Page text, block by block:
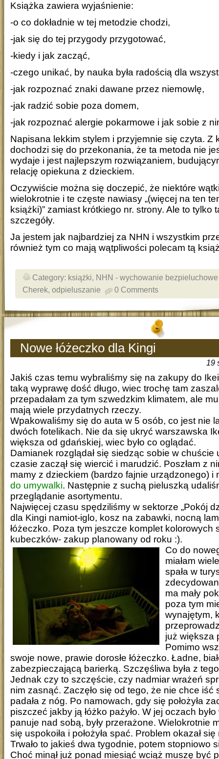
Książka zawiera wyjaśnienie:
-o co dokładnie w tej metodzie chodzi,
-jak się do tej przygody przygotować,
-kiedy i jak zacząć,
-czego unikać, by nauka była radością dla
-jak rozpoznać znaki dawane przez niemowlę,
-jak radzić sobie poza domem,
-jak rozpoznać alergie pokarmowe i jak sobie z
Napisana lekkim stylem i przyjemnie się czyta. Z
dochodzi się do przekonania, że ta metoda nie
wydaje i jest najlepszym rozwiązaniem,
relację opiekuna z dzieckiem.
Oczywiście można się doczepić, że niektóre
wielokrotnie i te częste nawiasy „(więcej na ten
książki)” zamiast krótkiego nr. strony. Ale to tylko
szczegóły.
Ja jestem jak najbardziej za NHN i wszystkim
również tym co mają wątpliwości polecam tą
Category: książki, NHN - wychowanie bezpieluchowe
Cherek, odpieluszanie 0 Comments
Nowe łóżeczko dla Kingi
19
Jakiś czas temu wybraliśmy się na zakupy do
taką wyprawę dość długo, wiec trochę tam
przepadałam za tym szwedzkim klimatem, ale
mają wiele przydatnych rzeczy.
Wpakowaliśmy się do auta w 5 osób, co jest nie
dwóch fotelikach. Nie da się ukryć warszawska
większa od gdańskiej, wiec było co oglądać.
Damianek rozglądał się siedząc sobie w chuście
czasie zaczął się wiercić i marudzić. Poszłam z
mamy z dzieckiem (bardzo fajnie urządzonego) i
do umywalki. Następnie z suchą pieluszką
przeglądanie asortymentu.
Najwięcej czasu spędziliśmy w sektorze „Pokój
dla Kingi namiot-iglo, kosz na zabawki, nocną
łóżeczko. Poza tym jeszcze komplet kolorowych
kubeczków- zakup planowany od roku :).
Co do
miałam
spała w
ma mały
poza tym
wynajętym,
już większa
Pomimo
swoje nowe, prawie dorosłe łóżeczko. Ładne,
zabezpieczającą barierką. Szczęśliwa była z
Jednak czy to szczęście, czy nadmiar wrażeń
nim zasnąć. Zaczęło się od tego, że nie chce iść
padała z nóg. Po namowach, gdy się położyła
piszczeć jakby ją łóżko pażyło. W jej oczach
panuje nad sobą, były przerażone. Wielokrotnie
się uspokoiła i położyła spać. Problem okazał
Trwało to jakieś dwa tygodnie, potem stopniowo
Choć minął już ponad miesiąć wciąż muszę być